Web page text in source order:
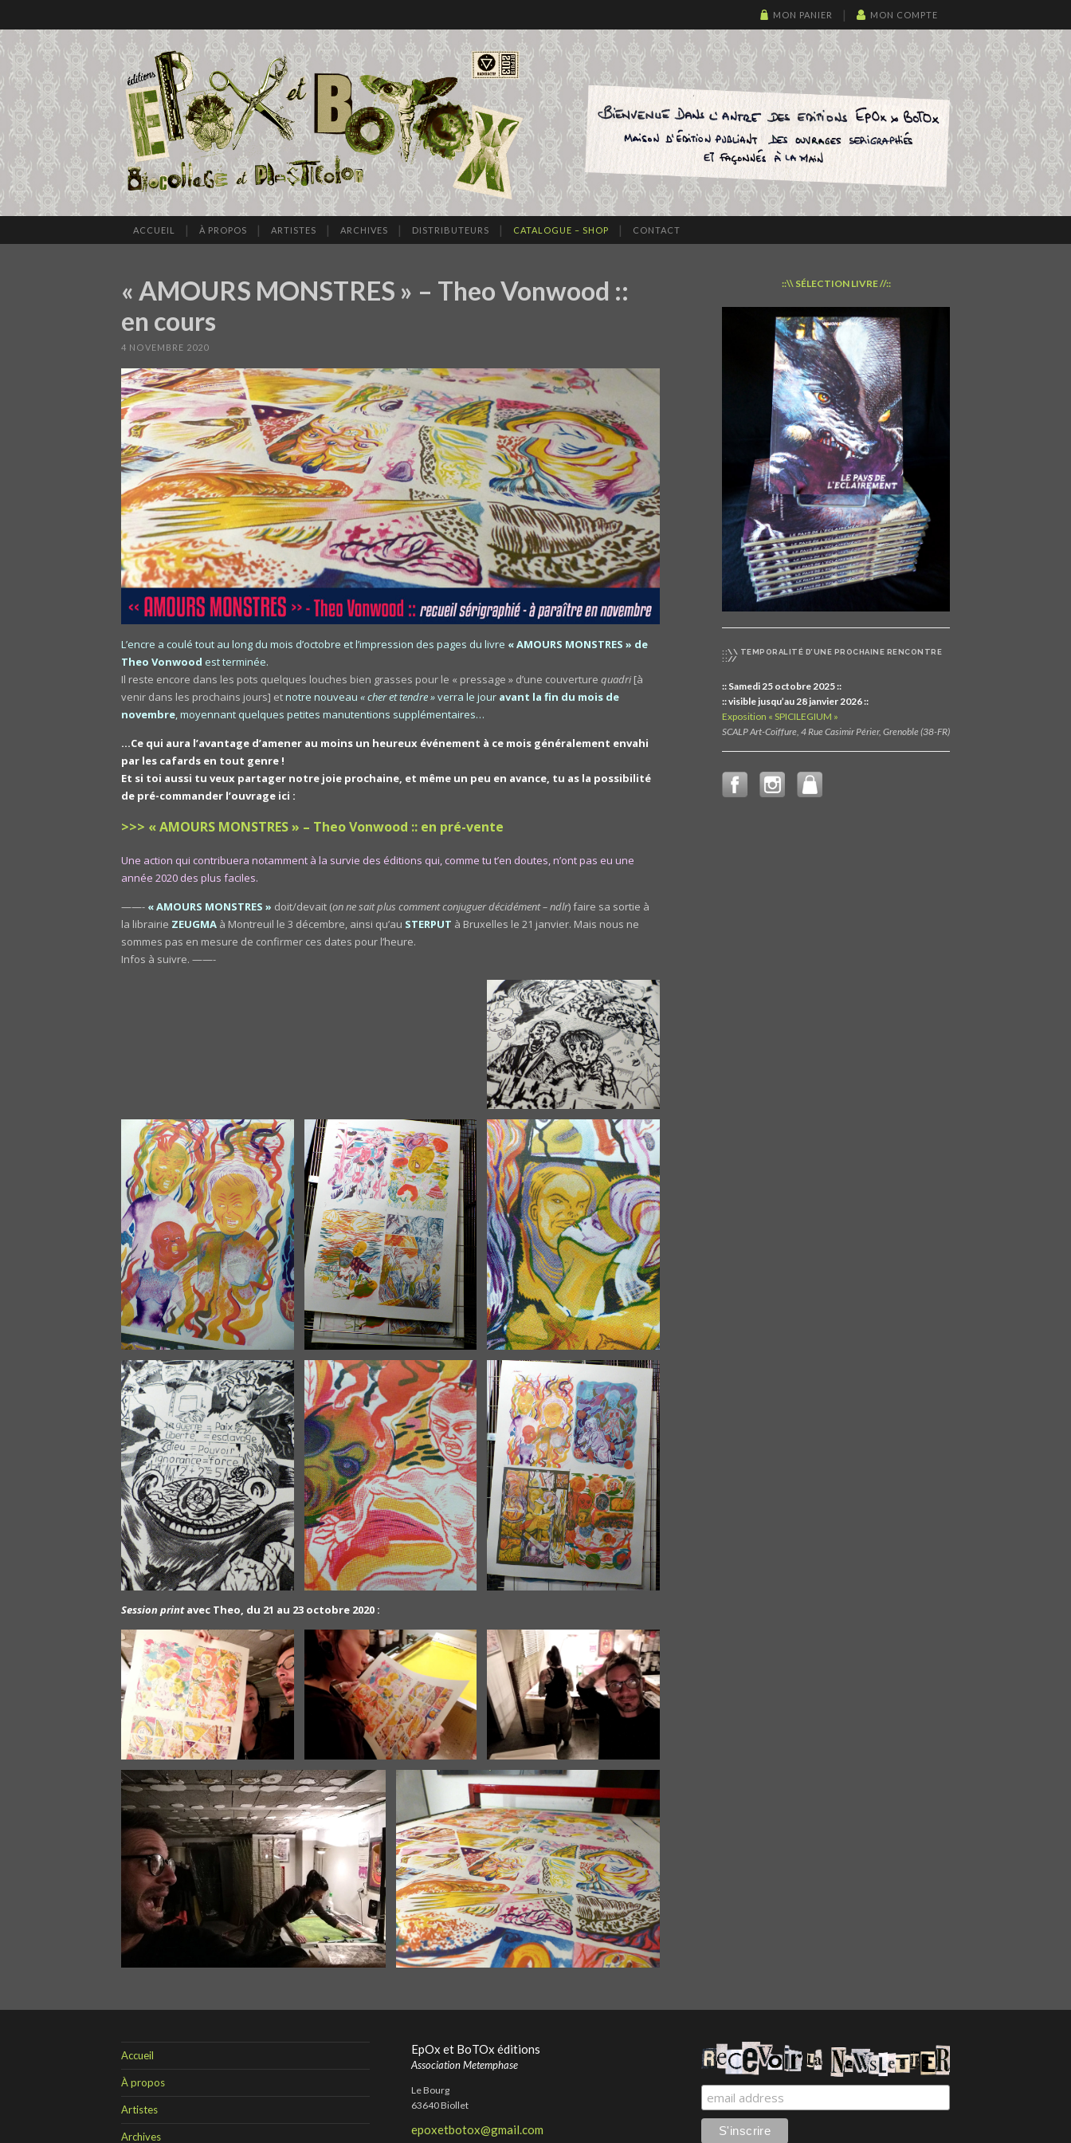
MON COMPTE
MON PANIER
ACCUEIL À PROPOS ARTISTES ARCHIVES DISTRIBUTEURS CATALOGUE – SHOP CONTACT
« AMOURS MONSTRES » – Theo Vonwood ::
en cours
4 NOVEMBRE 2020
L’encre a coulé tout au long du mois d’octobre et l’impression des pages du livre « AMOURS MONSTRES » de
Theo Vonwood est terminée.
Il reste encore dans les pots quelques louches bien grasses pour le « pressage » d’une couverture quadri[à
venir dans les prochains jours] etnotre nouveau « cher et tendre »verra le jour avant la fin du mois de
novembre, moyennant quelques petites manutentions supplémentaires…
…Ce qui aura l’avantage d’amener au moins un heureux événement à ce mois généralement envahi
par les cafards en tout genre !
Et si toi aussi tu veux partager notre joie prochaine, et même un peu en avance, tu as la possibilité
de pré-commander l’ouvrage ici :
>>> « AMOURS MONSTRES » – Theo Vonwood :: en pré-vente
Une action qui contribuera notamment à la survie des éditions qui, comme tu t’en doutes, n’ont pas eu une
année 2020 des plus faciles.
——- « AMOURS MONSTRES » doit/devait (on ne sait plus comment conjuguer décidément – ndlr) faire sa sortie à
la librairie ZEUGMA à Montreuil le 3 décembre, ainsi qu’au STERPUT à Bruxelles le 21 janvier. Mais nous ne
sommes pas en mesure de confirmer ces dates pour l’heure.
Infos à suivre. ——-
Session printavec Theo, du 21 au 23 octobre 2020 :
::\\ SÉLECTION LIVRE //::
::\\ TEMPORALITÉ D’UNE PROCHAINE RENCONTRE
:://
:: Samedi 25 octobre 2025 ::
:: visible jusqu’au 28 janvier 2026 ::
Exposition « SPICILEGIUM »
SCALP Art-Coiffure, 4 Rue Casimir Périer, Grenoble (38-FR)
Accueil
À propos
Artistes
Archives
EpOx et BoTOx éditions
Association Metemphase
Le Bourg
63640 Biollet
epoxetbotox@gmail.com